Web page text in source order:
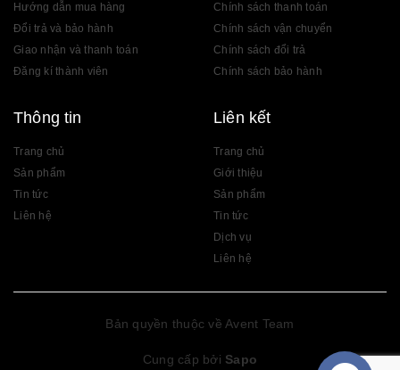
Hướng dẫn mua hàng
Đổi trả và bảo hành
Giao nhận và thanh toán
Đăng kí thành viên
Chính sách thanh toán
Chính sách vận chuyển
Chính sách đổi trả
Chính sách bảo hành
Thông tin
Trang chủ
Sản phẩm
Tin tức
Liên hệ
Liên kết
Trang chủ
Giới thiệu
Sản phẩm
Tin tức
Dịch vụ
Liên hệ
Bản quyền thuộc về Avent Team
Cung cấp bởi Sapo